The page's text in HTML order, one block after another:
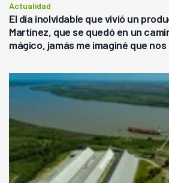
Actualidad
El día inolvidable que vivió un
Martínez, que se quedó en un
mágico, jamás me imaginé que